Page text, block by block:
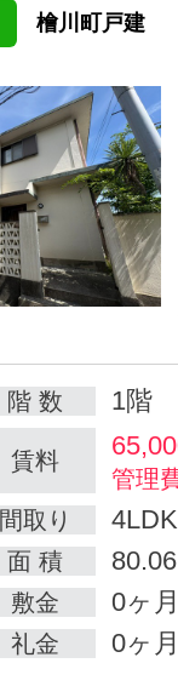
檜川町戸建
階 数 1階
賃料
管理
間取り
4LDK
面 積
敷金 0ヶ月
礼金 0ヶ月